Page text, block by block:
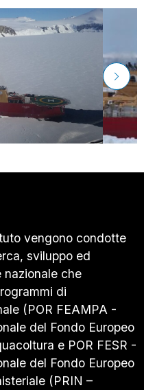
vengono condotte
sviluppo ed
nazionale che
di
(POR FEAMPA -
del Fondo Europeo
e POR FESR -
del Fondo Europeo
(PRIN –